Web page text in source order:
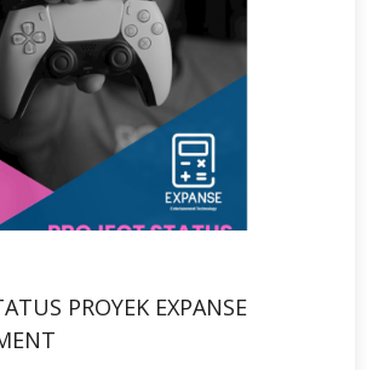
PROYEK EXPANSE